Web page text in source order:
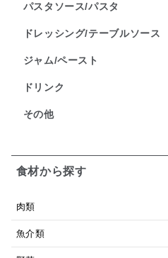
パスタソース/パスタ
ドレッシング/テーブルソース
ジャム/ペースト
ドリンク
その他
食材から探す
肉類
魚介類